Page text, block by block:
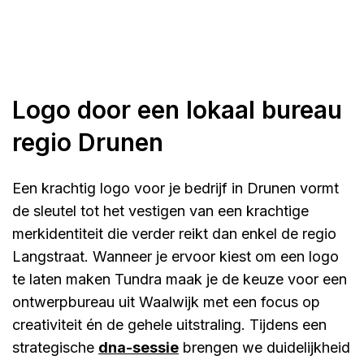
Logo door een lokaal bureau
regio Drunen
Een krachtig logo voor je bedrijf in Drunen vormt
de sleutel tot het vestigen van een krachtige
merkidentiteit die verder reikt dan enkel de regio
Langstraat. Wanneer je ervoor kiest om een logo
te laten maken Tundra maak je de keuze voor een
ontwerpbureau uit Waalwijk met een focus op
creativiteit én de gehele uitstraling. Tijdens een
strategische dna-sessie brengen we duidelijkheid